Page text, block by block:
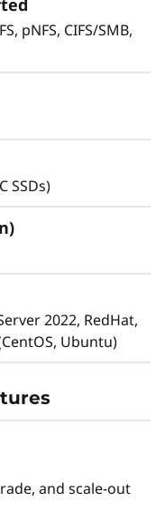
Combine
y
un único
de alta
y 400.000
único espacio de
pNFS, CIFS/SMB,
SSDs)
2022, RedHat,
Ubuntu)
and scale-out